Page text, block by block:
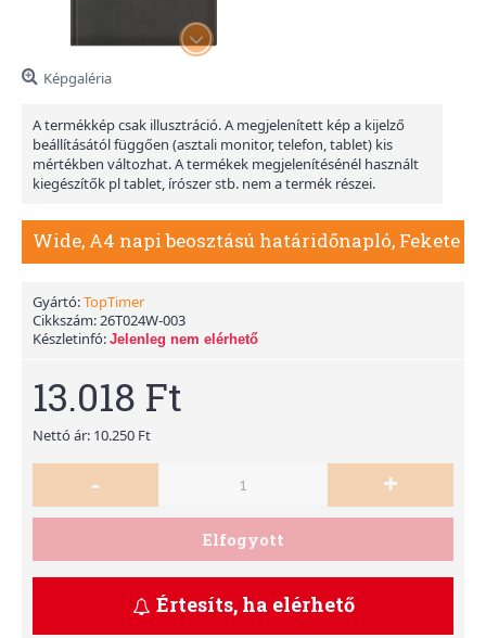
Képgaléria
A termékkép csak illusztráció. A megjelenített kép a kijelző
beállításától függően (asztali monitor, telefon, tablet) kis
mértékben változhat. A termékek megjelenítésénél használt
kiegészítők pl tablet, írószer stb. nem a termék részei.
Wide, A4 napi beosztású határidőnapló, Fekete
Gyártó:TopTimer
Cikkszám:26T024W-003
Készletinfó: Jelenleg nem elérhető
13.018 Ft
Nettó ár: 10.250 Ft
- +
Elfogyott
Értesíts, ha elérhető